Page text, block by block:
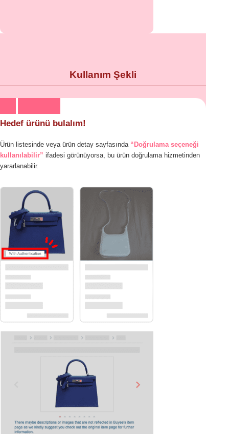
Kullanım Şekli
Hedef ürünü bulalım!
Ürün listesinde veya ürün detay sayfasında “Doğrulama seçeneği
kullanılabilir” ifadesi görünüyorsa, bu ürün doğrulama hizmetinden
yararlanabilir.